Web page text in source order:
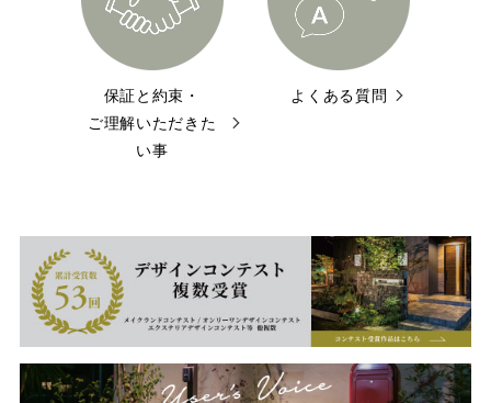
保証と約束・
ご理解いただきた
い事
よくある質問